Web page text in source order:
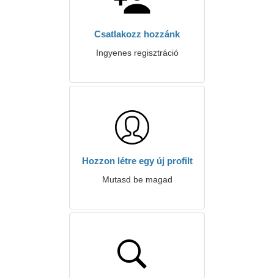
Csatlakozz hozzánk
Ingyenes regisztráció
Hozzon létre egy új profilt
Mutasd be magad